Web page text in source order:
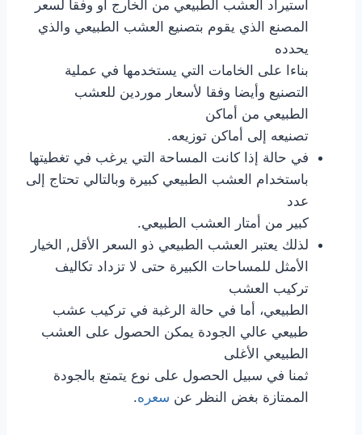
استيراد العشب الطبيعي من الخارج أو وفقا لسعر
المصنع الذي يقوم بتصنيع العشب الطبيعي والذي
يحدده
بناءا على الخامات التي يستخدمها في عملية
التصنيع وأيضا وفقا لأسعار موردين للعشب
الطبيعي من أماكن
تصنيعه إلى أماكن توزيعه.
في حالة إذا كانت المساحة التي يرغب في تغطيتها
باستخدام العشب الطبيعي كبيرة وبالتالي تحتاج إلى
عدد
كبير من أمتار العشب الطبيعي.
لذلك يعتبر العشب الطبيعي ذو السعر الأقل, الخيار
الأمثل للمساحات الكبيرة حتى لا تزداد تكاليف
تركيب العشب
الطبيعي، أما في حالة الرغبة في تركيب عشب
طبيعي عالي الجودة يمكن الحصول على العشب
الطبيعي الأغلى
ثمنا في سبيل الحصول على نوع يتمتع بالجودة
الممتازة بغض النظر عن سعره.